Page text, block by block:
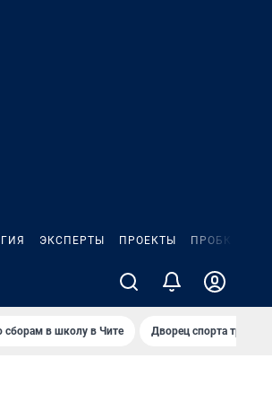
ЭКСПЕРТЫ ПРОЕКТЫ ПРОБКИ
сборам в школу в Чите Дворец спорта